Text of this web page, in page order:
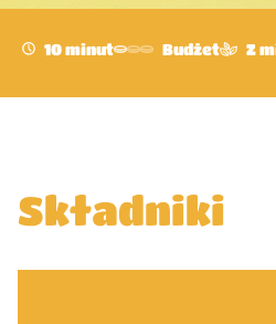
10 minut Budżet Z
Składniki